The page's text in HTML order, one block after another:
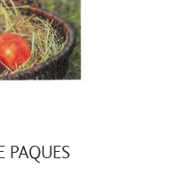
PAQUES